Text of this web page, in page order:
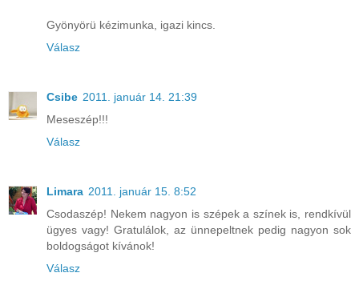
Gyönyörü kézimunka, igazi kincs.
Válasz
Csibe 2011. január 14. 21:39
Meseszép!!!
Válasz
Limara 2011. január 15. 8:52
Csodaszép! Nekem nagyon is szépek a színek is, rendkívül
ügyes vagy! Gratulálok, az ünnepeltnek pedig nagyon sok
boldogságot kívánok!
Válasz